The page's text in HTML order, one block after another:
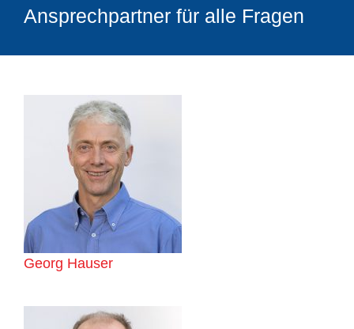
Ansprechpartner für alle Fragen
Georg Hauser